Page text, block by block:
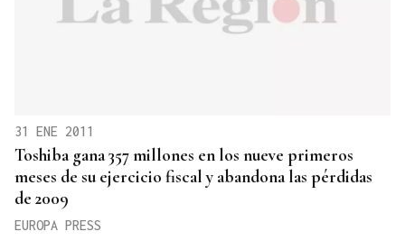
31 ENE 2011
Toshiba gana 357 millones en los nueve primeros
meses de su ejercicio fiscal y abandona las pérdidas
de 2009
EUROPA PRESS